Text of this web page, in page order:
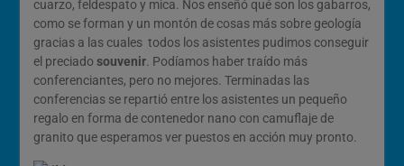
cuarzo, feldespato y mica. Nos enseñó qué son los gabarros,
como se forman y un montón de cosas más sobre geología
gracias a las cuales todos los asistentes pudimos conseguir
el preciado souvenir. Podíamos haber traído más
conferenciantes, pero no mejores. Terminadas las
conferencias se repartió entre los asistentes un pequeño
regalo en forma de contenedor nano con camuflaje de
granito que esperamos ver puestos en acción muy pronto.